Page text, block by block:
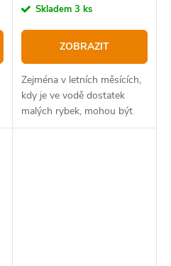
cena:Skladem 3 ks
ZOBRAZIT
Zejména v letních měsících,
kdy je ve vodě dostatek
malých rybek, mohou být
hladinové nástrahy účinným